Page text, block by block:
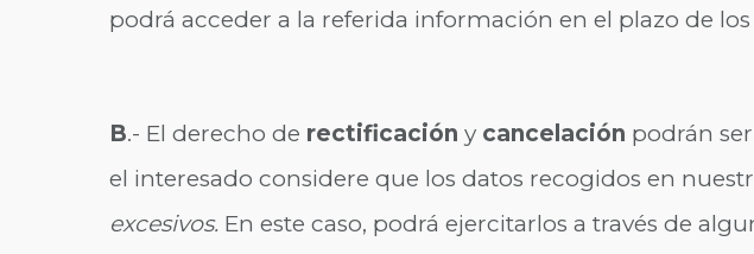
podrá acceder a la referida información en el plazo de
B.- El derecho de rectificación y cancelación podrán
el interesado considere que los datos recogidos en
excesivos. En este caso, podrá ejercitarlos a través de